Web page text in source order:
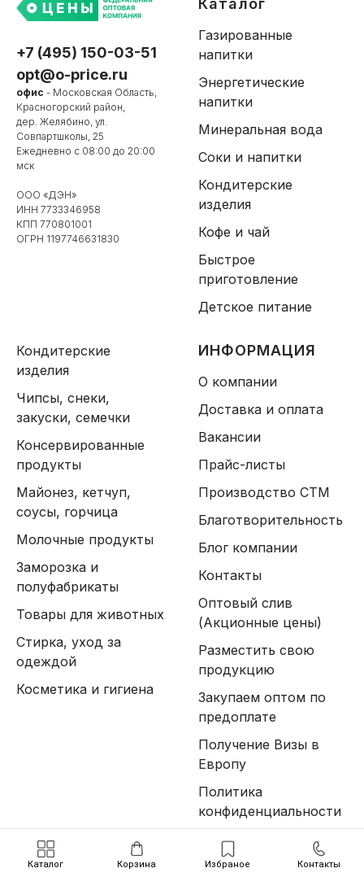
Каталог Корзина Избраное Контакты
+7 (495) 150-03-51
opt@o-price.ru
офис - Московская Область,
Красногорский район,
дер. Желябино, ул.
Совпартшколы, 25
Ежедневно с 08:00 до 20:00
мск
ООО «ДЭН»
ИНН 7733346958
КПП 770801001
ОГРН 1197746631830
Каталог
Газированные
напитки
Энергетические
напитки
Минеральная вода
Соки и напитки
Кондитерские
изделия
Кофе и чай
Быстрое
приготовление
Детское питание
Кондитерские
изделия
Чипсы, снеки,
закуски, семечки
Консервированные
продукты
Майонез, кетчуп,
соусы, горчица
Молочные продукты
Заморозка и
полуфабрикаты
Товары для животных
Стирка, уход за
одеждой
Косметика и гигиена
ИНФОРМАЦИЯ
О компании
Доставка и оплата
Вакансии
Прайс-листы
Производство СТМ
Благотворительность
Блог компании
Контакты
Оптовый слив
(Акционные цены)
Разместить свою
продукцию
Закупаем оптом по
предоплате
Получение Визы в
Европу
Политика
конфиденциальности